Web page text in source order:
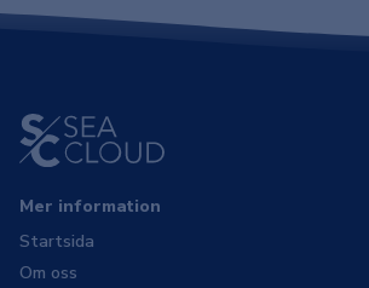
Mer information
Startsida
Om oss